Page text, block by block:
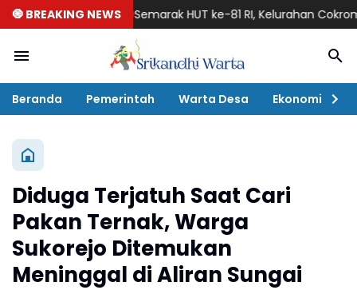
🧿 BREAKING NEWSSemarak HUT ke-81 RI, Kelurahan
Beranda Pemerintah Warta Desa Ekonomi
Diduga Terjatuh Saat Cari
Pakan Ternak, Warga
Sukorejo Ditemukan
Meninggal di Aliran Sungai